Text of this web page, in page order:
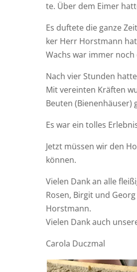
te. Über dem Eimer
Es duf­te­te die gan­ze
ker Herr Horst­mann
Wachs war immer
Nach vier Stun­den
Mit ver­ein­ten Kräf­ten
Beu­ten (Bie­nen­häu­ser)
Es war ein tol­les
Jetzt müs­sen wir den
können.
Vie­len Dank an alle
Rosen, Bir­git und
Horstmann.
Vie­len Dank auch
Caro­la Duczmal